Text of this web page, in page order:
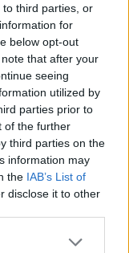
third parties, or
for
below opt-out
that after your
seeing
utilized by
parties prior to
of the further
third parties on the
information may
the IAB’s List of
disclose it to other
sexual. El
Vei fi
și dacă-ți suni
dezlegat.